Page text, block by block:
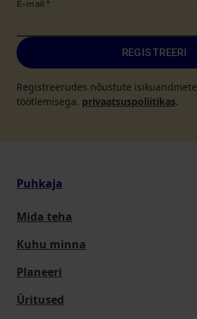
E-mail *
REGISTREERI
Registreerudes nõustute isikuandmete
töötlemisega. privaatsuspoliitikas.
Puhkaja
Mida teha
Kuhu minna
Planeeri
Üritused